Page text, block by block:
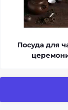
Посуда для